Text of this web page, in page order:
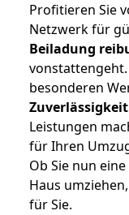
Profitieren Sie
Netzwerk für
Beiladung
besonderen
Leistungen
für Ihren
Ob Sie nun
Haus
für Sie.